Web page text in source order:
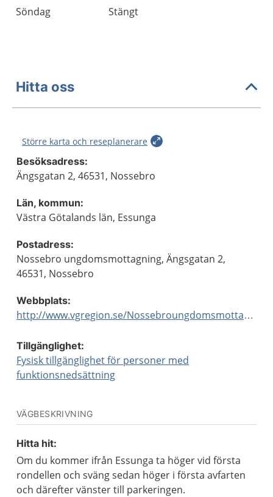
Söndag
Stängt
Hitta oss
Större karta och reseplanerare
Besöksadress:
Ängsgatan 2, 46531, Nossebro
Län, kommun:
Västra Götalands län, Essunga
Postadress:
Nossebro ungdomsmottagning, Ängsgatan 2,
46531, Nossebro
Webbplats:
http://www.vgregion.se/Nossebroungdomsmottagning
Tillgänglighet:
Fysisk tillgänglighet för personer med
funktionsnedsättning
VÄGBESKRIVNING
Hitta hit:
Om du kommer ifrån Essunga ta höger vid första
rondellen och sväng sedan höger i första avfarten
och därefter vänster till parkeringen.